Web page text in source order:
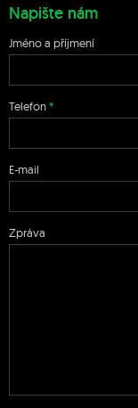
Napište nám
Jméno a příjmení
Telefon
E-mail
Zpráva